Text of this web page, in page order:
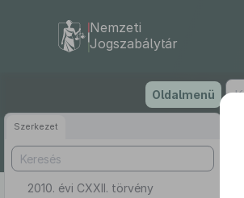
tartalomra
Nemzeti
Jogszabálytár
Oldalmenü
Szerkezet
2010. évi CXXII. törvény